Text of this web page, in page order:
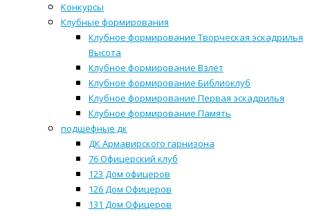
Конкурсы
Клубные формирования
Клубное формирование Творческая эскадрилья
Высота
Клубное формирование Взлёт
Клубное формирование Библиоклуб
Клубное формирование Первая эскадрилья
Клубное формирование Память
подшефные дк
ДК Армавирского гарнизона
76 Офицерский клуб
123 Дом офицеров
126 Дом Офицеров
131 Дом Офицеров